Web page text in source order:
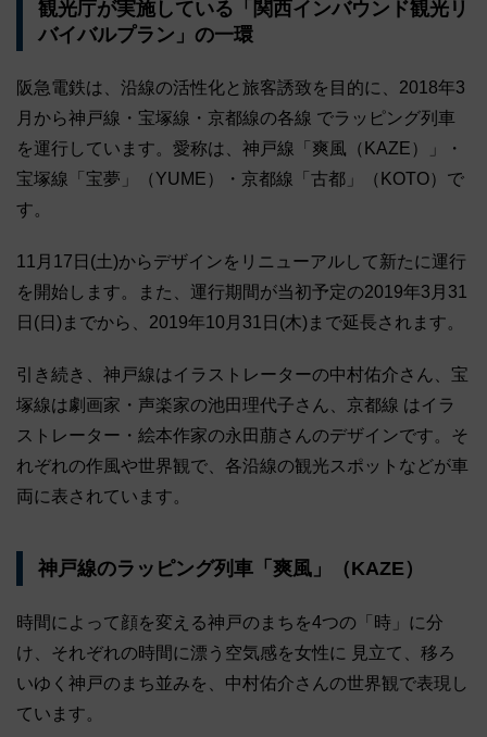
観光庁が実施している「関西インバウンド観光リ
バイバルプラン」の一環
阪急電鉄は、沿線の活性化と旅客誘致を目的に、2018年3
月から神戸線・宝塚線・京都線の各線 でラッピング列車
を運行しています。愛称は、神戸線「爽風（KAZE）」・
宝塚線「宝夢」（YUME）・京都線「古都」（KOTO）で
す。
11月17日(土)からデザインをリニューアルして新たに運行
を開始します。また、運行期間が当初予定の2019年3月31
日(日)までから、2019年10月31日(木)まで延長されます。
引き続き、神戸線はイラストレーターの中村佑介さん、宝
塚線は劇画家・声楽家の池田理代子さん、京都線 はイラ
ストレーター・絵本作家の永田萠さんのデザインです。そ
れぞれの作風や世界観で、各沿線の観光スポットなどが車
両に表されています。
神戸線のラッピング列車「爽風」（KAZE）
時間によって顔を変える神戸のまちを4つの「時」に分
け、それぞれの時間に漂う空気感を女性に 見立て、移ろ
いゆく神戸のまち並みを、中村佑介さんの世界観で表現し
ています。